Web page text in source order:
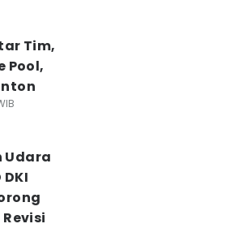
Tim,
Pool,
Udara
DKI